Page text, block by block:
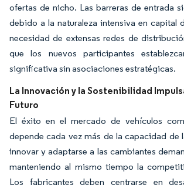
ofertas de nicho. Las barreras de entrada
debido a la naturaleza intensiva en capital
necesidad de extensas redes de
que los nuevos participantes
significativa sin asociaciones estratégicas.
La Innovación y la Sostenibilidad
Futuro
El éxito en el mercado de vehículos
depende cada vez más de la capacidad de
innovar y adaptarse a las cambiantes
manteniendo al mismo tiempo la
Los fabricantes deben centrarse en